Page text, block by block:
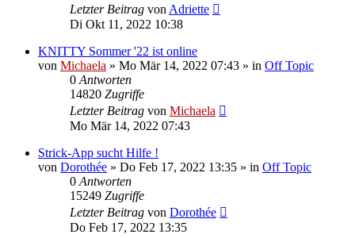
Letzter Beitrag von Adriette
Di Okt 11, 2022 10:38
KNITTY Sommer '22 ist online
von Michaela » Mo Mär 14, 2022 07:43 » in Off Topic
0 Antworten
14820 Zugriffe
Letzter Beitrag von Michaela
Mo Mär 14, 2022 07:43
Strick-App sucht Hilfe !
von Dorothée » Do Feb 17, 2022 13:35 » in Off Topic
0 Antworten
15249 Zugriffe
Letzter Beitrag von Dorothée
Do Feb 17, 2022 13:35